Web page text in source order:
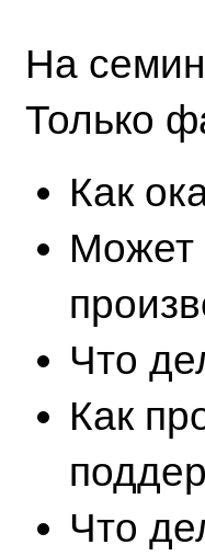
На
Только
Как
Может
Что
Как
Что